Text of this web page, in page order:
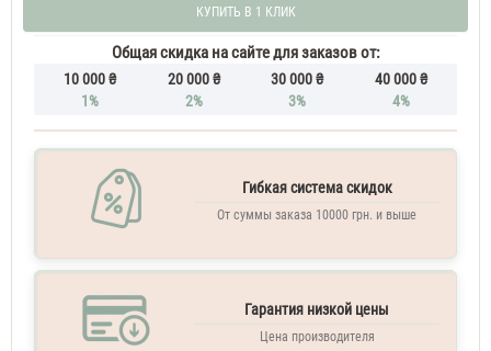
КУПИТЬ В 1 КЛИК
Общая скидка на сайте для заказов от:
10 000 ₴
1%
20 000 ₴
2%
30 000 ₴
3%
40 000 ₴
4%
Гибкая система скидок
От суммы заказа 10000 грн. и выше
Гарантия низкой цены
Цена производителя